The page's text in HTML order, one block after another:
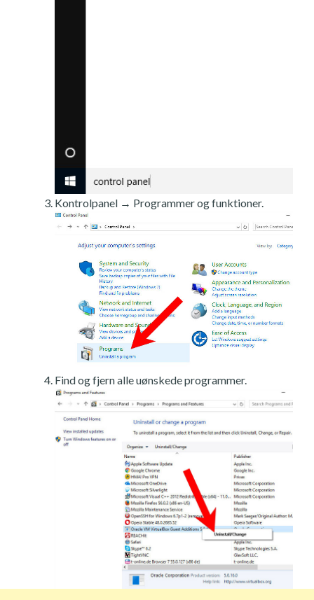
Kontrolpanel → Programmer og funktioner.
Find og fjern alle uønskede programmer.